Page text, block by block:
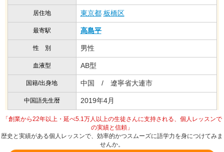
居住地 東京都 板橋区
最寄駅 高島平
性 別 男性
血液型 AB型
国籍/出身地 中国 / 遼寧省大連市
中国語先生暦 2019年4月
「創業から22年以上・延べ5.1万人以上の生徒さんに支持される、個人レッスンで
の実績と信頼」
歴史と実績がある個人レッスンで、効率的かつスムーズに語学力を身につけてみま
せんか。